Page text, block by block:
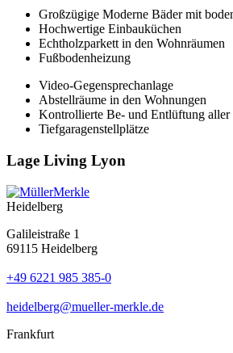
Großzügige Moderne Bäder mit
Hochwertige Einbauküchen
Echtholzparkett in den Wohnräumen
Fußbodenheizung
Video-Gegensprechanlage
Abstellräume in den Wohnungen
Kontrollierte Be- und Entlüftung aller
Tiefgaragenstellplätze
Lage Living Lyon
Heidelberg
Galileistraße 1
69115 Heidelberg
+49 6221 985 385-0
heidelberg@mueller-merkle.de
Frankfurt